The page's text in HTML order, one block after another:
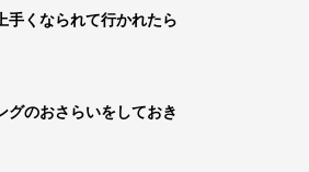
手くなられて行かれたら
グのおさらいをしておき